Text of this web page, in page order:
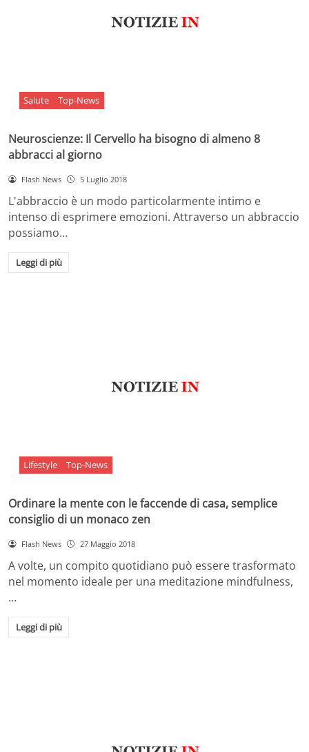
Salute Top-News
Neuroscienze: Il Cervello ha bisogno di almeno 8
abbracci al giorno
Flash News 5 Luglio 2018
L'abbraccio è un modo particolarmente intimo e
intenso di esprimere emozioni. Attraverso un abbraccio
possiamo…
Leggi di più
Lifestyle Top-News
Ordinare la mente con le faccende di casa, semplice
consiglio di un monaco zen
Flash News 27 Maggio 2018
A volte, un compito quotidiano può essere trasformato
nel momento ideale per una meditazione mindfulness,
…
Leggi di più